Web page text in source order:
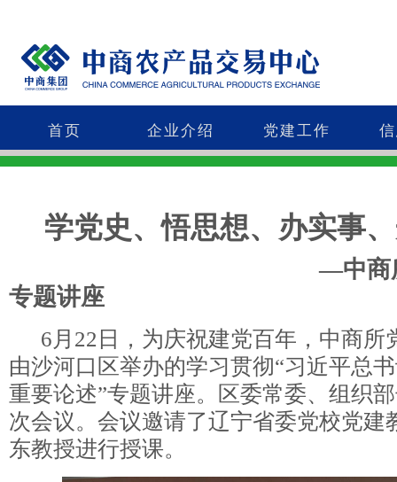
首页 企业介绍 党建工作
学党史、悟思想、办实事
—中商
专题讲座
6月22日，为庆祝建党百年，中商所
由沙河口区举办的学习贯彻“习近平总
重要论述”专题讲座。区委常委、组织
次会议。会议邀请了辽宁省委党校党建
东教授进行授课。